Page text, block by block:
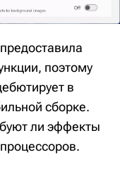
поэтому
в
сборке.
ли эффекты